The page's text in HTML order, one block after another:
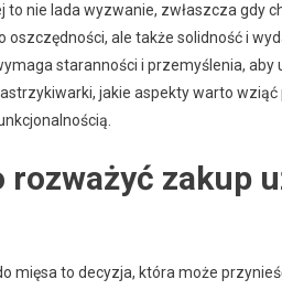
to nie lada wyzwanie, zwłaszcza gdy
oszczędności, ale także solidność i
staranności i przemyślenia, aby
jakie aspekty warto
rozważyć zakup
mięsa to decyzja, która może